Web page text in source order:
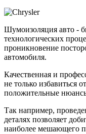
Шумоизоляция авто -
технологических
проникновение
автомобиля.
Качественная и
не только избавиться
положительные
Так например,
деталях позволяет
наиболее мешающего